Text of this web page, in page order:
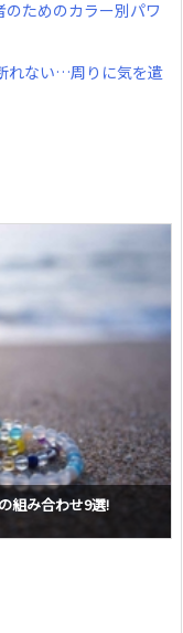
ためのカラー別パワ
れない…周りに気を遣
組み合わせ9選!